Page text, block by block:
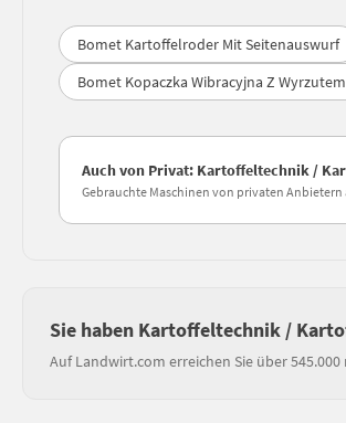
Bomet Kartoffelroder Mit Seitenauswurf
Bomet Kopaczka Wibracyjna Z
Auch von Privat: Kartoffeltechnik /
Gebrauchte Maschinen von privaten
Sie haben Kartoffeltechnik /
Auf Landwirt.com erreichen Sie über